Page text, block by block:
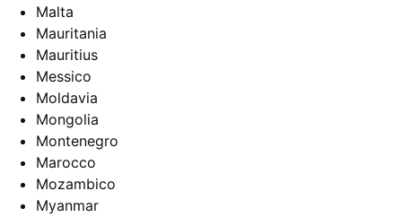
Malta
Mauritania
Mauritius
Messico
Moldavia
Mongolia
Montenegro
Marocco
Mozambico
Myanmar